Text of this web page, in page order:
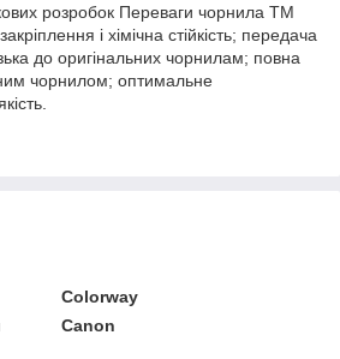
розробок Переваги чорнила ТМ
і хімічна стійкість; передача
до оригінальних чорнилам; повна
чорнилом; оптимальне
Colorway
Canon